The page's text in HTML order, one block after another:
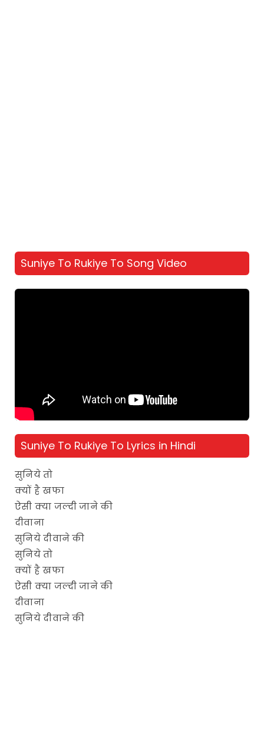
Suniye To Rukiye To Song Video
Suniye To Rukiye To Lyrics in Hindi
सुनिये तो
क्यों है खफा
ऐसी क्या जल्दी जाने की
दीवाना
सुनिये दीवाने की
सुनिये तो
क्यों है खफा
ऐसी क्या जल्दी जाने की
दीवाना
सुनिये दीवाने की